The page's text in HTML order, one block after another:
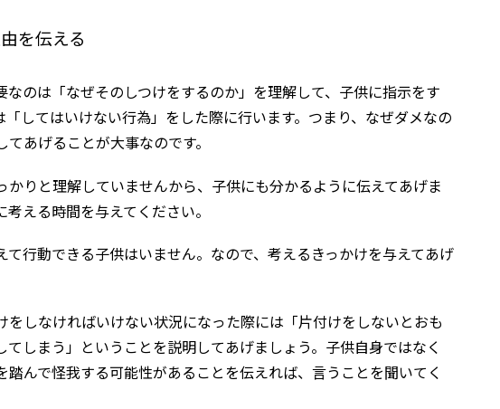
を伝える
なのは「なぜそのしつけをするのか」を理解して、子供に指示をす
「してはいけない行為」をした際に行います。つまり、なぜダメなの
あげることが大事なのです。
かりと理解していませんから、子供にも分かるように伝えてあげま
える時間を与えてください。
て行動できる子供はいません。なので、考えるきっかけを与えてあげ
をしなければいけない状況になった際には「片付けをしないとおも
てしまう」ということを説明してあげましょう。子供自身ではなく
踏んで怪我する可能性があることを伝えれば、言うことを聞いてく